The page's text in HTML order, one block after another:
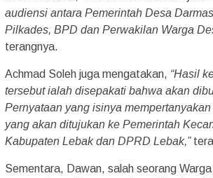
audiensi antara Pemerintah Desa
Pilkades, BPD dan Perwakilan Warga
terangnya.
Achmad Soleh juga mengatakan, “Hasil
tersebut ialah disepakati bahwa akan
Pernyataan yang isinya
yang akan ditujukan ke Pemerintah
Kabupaten Lebak dan DPRD Lebak,”
Sementara, Dawan, salah seorang